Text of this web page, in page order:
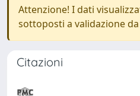
Attenzione! I dati
sottoposti a validazione
Citazioni